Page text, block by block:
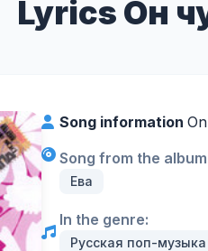
Lyrics Он
Song information
Song from the
Ева
In the genre:
Русская поп-музыка